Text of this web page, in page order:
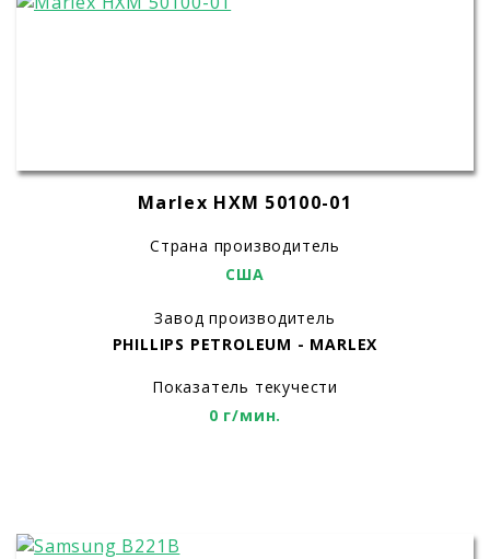
Marlex HXM 50100-01
Страна производитель
США
Завод производитель
PHILLIPS PETROLEUM - MARLEX
Показатель текучести
0 г/мин.